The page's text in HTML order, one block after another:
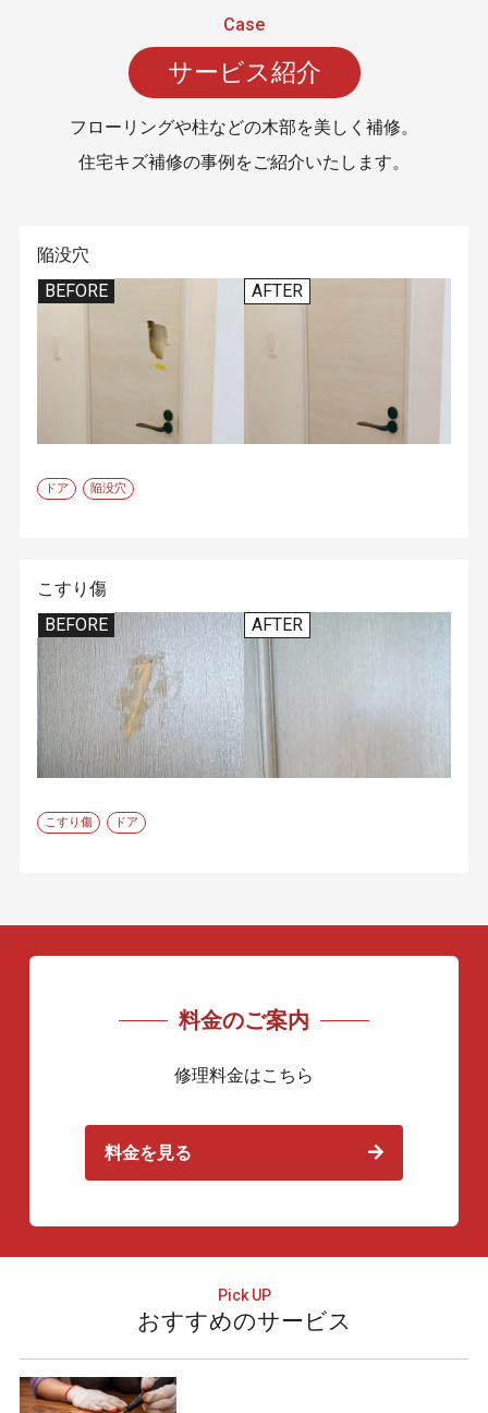
サービス紹介
フローリングや柱などの木部を美しく補修。
住宅キズ補修の事例をご紹介いたします。
陥没穴
BEFORE
AFTER
ドア 陥没穴
こすり傷
BEFORE
AFTER
こすり傷 ドア
料金のご案内
修理料金はこちら
料金を見る
おすすめのサービス